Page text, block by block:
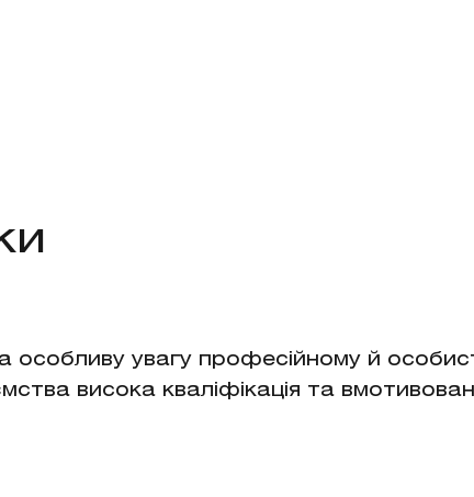
особливу увагу професійному й
висока кваліфікація та